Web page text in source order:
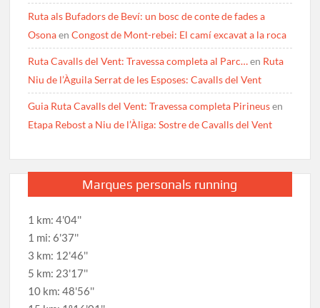
Ruta als Bufadors de Beví: un bosc de conte de fades a
OsonaenCongost de Mont-rebei: El camí excavat a la roca
Ruta Cavalls del Vent: Travessa completa al Parc…en Ruta
Niu de l’Àguila Serrat de les Esposes: Cavalls del Vent
Guia Ruta Cavalls del Vent: Travessa completa Pirineusen
Etapa Rebost a Niu de l’Àliga: Sostre de Cavalls del Vent
Marques personals running
1 km: 4'04''
1 mi: 6'37''
3 km: 12'46''
5 km: 23'17''
10 km: 48'56''